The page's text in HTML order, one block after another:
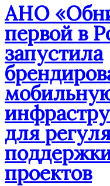
АНО
первой в
запустила
для
проектов